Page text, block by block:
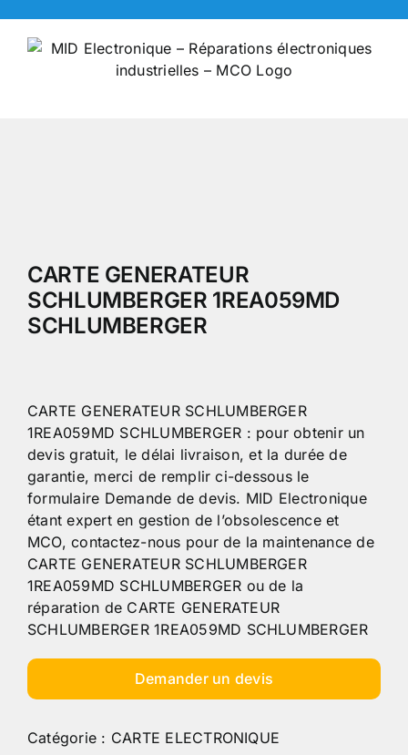
content
CARTE GENERATEUR
SCHLUMBERGER 1REA059MD
SCHLUMBERGER
CARTE GENERATEUR SCHLUMBERGER
1REA059MD SCHLUMBERGER : pour obtenir un
devis gratuit, le délai livraison, et la durée de
garantie, merci de remplir ci-dessous le
formulaire Demande de devis. MID Electronique
étant expert en gestion de l’obsolescence et
MCO, contactez-nous pour de la maintenance de
CARTE GENERATEUR SCHLUMBERGER
1REA059MD SCHLUMBERGER ou de la
réparation de CARTE GENERATEUR
SCHLUMBERGER 1REA059MD SCHLUMBERGER
Demander un devis
Catégorie : CARTE ELECTRONIQUE